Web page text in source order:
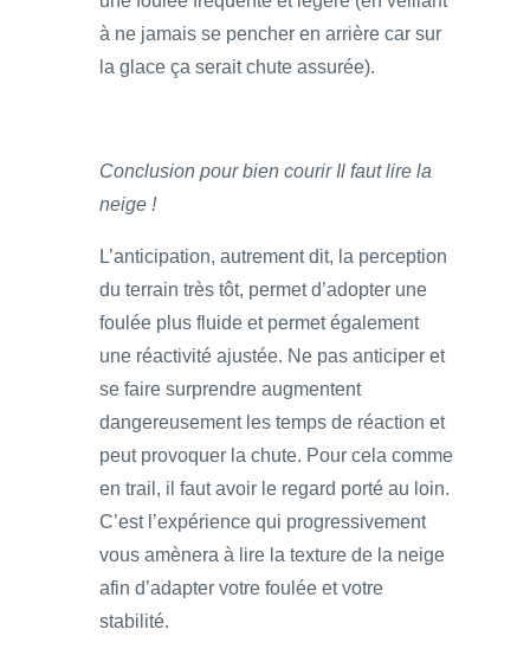
à ne jamais se pencher en arrière car sur
la glace ça serait chute assurée).
Conclusion pour bien courir Il faut lire la
neige !
L’anticipation, autrement dit, la perception
du terrain très tôt, permet d’adopter une
foulée plus fluide et permet également
une réactivité ajustée. Ne pas anticiper et
se faire surprendre augmentent
dangereusement les temps de réaction et
peut provoquer la chute. Pour cela comme
en trail, il faut avoir le regard porté au loin.
C’est l’expérience qui progressivement
vous amènera à lire la texture de la neige
afin d’adapter votre foulée et votre
stabilité.